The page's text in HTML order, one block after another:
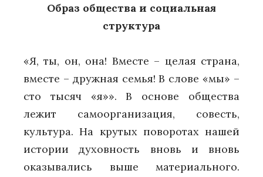
Образ общества и социальная
структура
«Я, ты, он, она! Вместе – целая страна,
вместе – дружная семья! В слове «мы» –
сто тысяч «я»». В основе общества
лежит самоорганизация, совесть,
культура. На крутых поворотах нашей
истории духовность вновь и вновь
оказывались выше материального.